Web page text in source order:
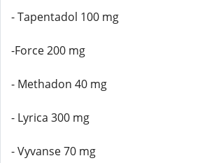
- Tapentadol 100 mg
-Force 200 mg
- Methadon 40 mg
- Lyrica 300 mg
- Vyvanse 70 mg